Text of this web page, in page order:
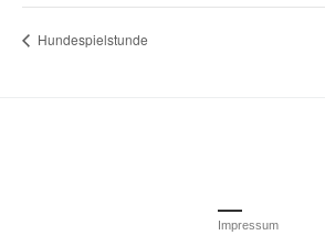
Hundespielstunde
Impressum